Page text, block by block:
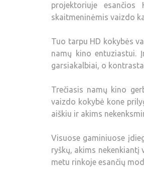
projektoriuje
skaitmeninėmis vaizdo
Tuo tarpu HD kokybės
namų kino entuziastui.
garsiakalbiai, o
Trečiasis namų kino
vaizdo kokybė kone
aiškiu ir akims
Visuose gaminiuose
ryškų, akims
metu rinkoje esančių